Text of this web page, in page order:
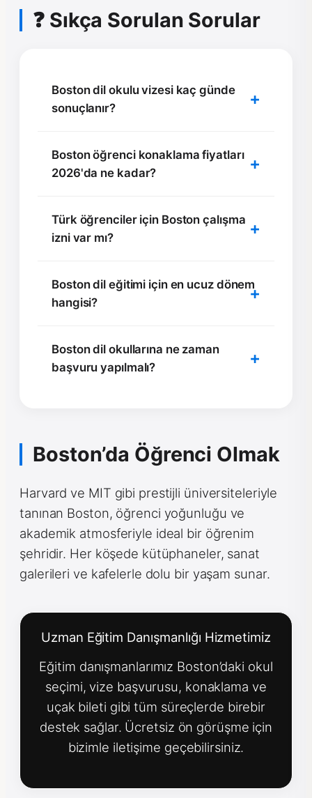
❓ Sıkça Sorulan Sorular
Boston dil okulu vizesi kaç günde
sonuçlanır?
Boston öğrenci konaklama fiyatları
2026'da ne kadar?
Türk öğrenciler için Boston çalışma
izni var mı?
Boston dil eğitimi için en ucuz dönem
hangisi?
Boston dil okullarına ne zaman
başvuru yapılmalı?
Boston’da Öğrenci Olmak
Harvard ve MIT gibi prestijli üniversiteleriyle
tanınan Boston, öğrenci yoğunluğu ve
akademik atmosferiyle ideal bir öğrenim
şehridir. Her köşede kütüphaneler, sanat
galerileri ve kafelerle dolu bir yaşam sunar.
Uzman Eğitim Danışmanlığı Hizmetimiz
Eğitim danışmanlarımız Boston’daki okul
seçimi, vize başvurusu, konaklama ve
uçak bileti gibi tüm süreçlerde birebir
destek sağlar. Ücretsiz ön görüşme için
bizimle iletişime geçebilirsiniz.